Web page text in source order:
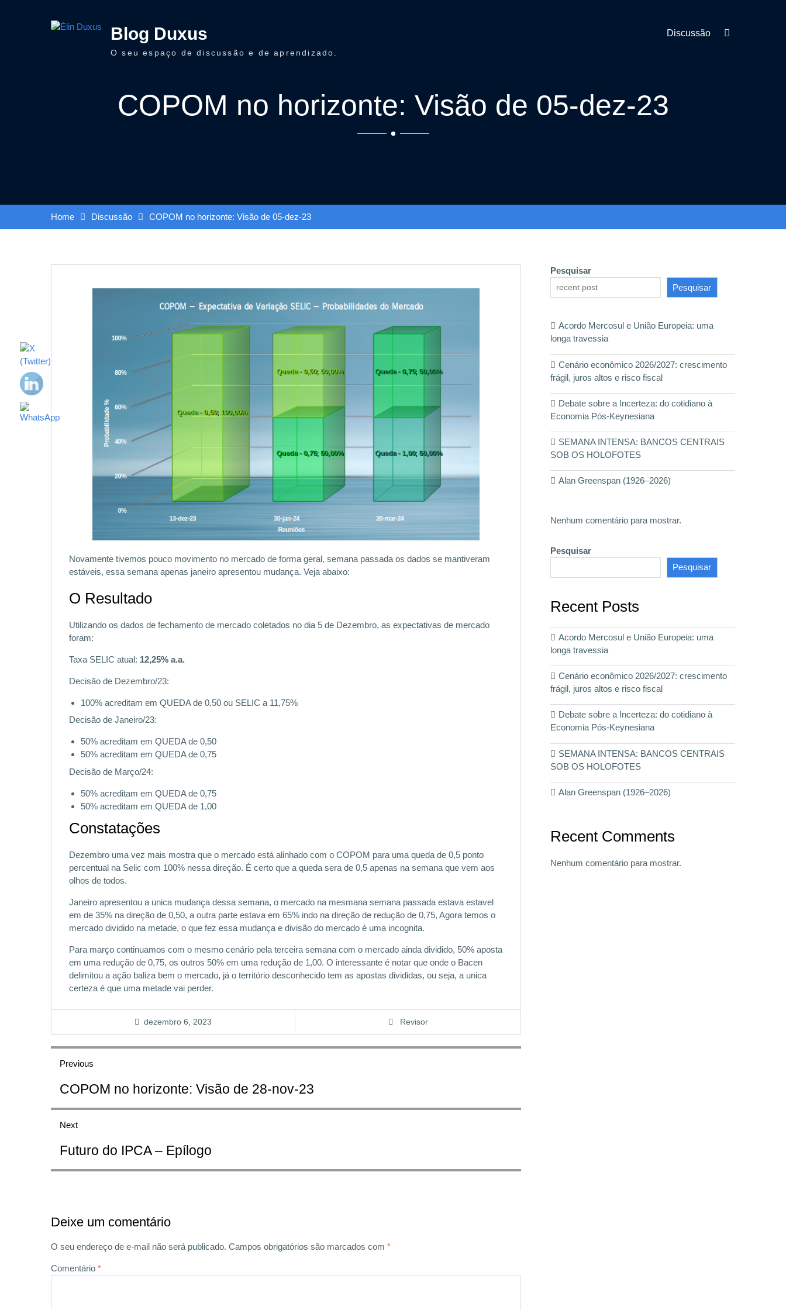
Blog Duxus
O seu espaço de discussão e de aprendizado.
Discussão
COPOM no horizonte: Visão de 05-dez-23
Home Discussão COPOM no horizonte: Visão de 05-dez-23
Novamente tivemos pouco movimento no mercado de forma geral, semana passada os dados se mantiveram
estáveis, essa semana apenas janeiro apresentou mudança. Veja abaixo:
O Resultado
Utilizando os dados de fechamento de mercado coletados no dia 5 de Dezembro, as expectativas de mercado
foram:
Taxa SELIC atual: 12,25% a.a.
Decisão de Dezembro/23:
100% acreditam em QUEDA de 0,50 ou SELIC a 11,75%
Decisão de Janeiro/23:
50% acreditam em QUEDA de 0,50
50% acreditam em QUEDA de 0,75
Decisão de Março/24:
50% acreditam em QUEDA de 0,75
50% acreditam em QUEDA de 1,00
Constatações
Dezembro uma vez mais mostra que o mercado está alinhado com o COPOM para uma queda de 0,5 ponto
percentual na Selic com 100% nessa direção. É certo que a queda sera de 0,5 apenas na semana que vem aos
olhos de todos.
Janeiro apresentou a unica mudança dessa semana, o mercado na mesmana semana passada estava estavel
em de 35% na direção de 0,50, a outra parte estava em 65% indo na direção de redução de 0,75, Agora temos o
mercado dividido na metade, o que fez essa mudança e divisão do mercado é uma incognita.
Para março continuamos com o mesmo cenário pela terceira semana com o mercado ainda dividido, 50% aposta
em uma redução de 0,75, os outros 50% em uma redução de 1,00. O interessante é notar que onde o Bacen
delimitou a ação baliza bem o mercado, já o território desconhecido tem as apostas divididas, ou seja, a unica
certeza é que uma metade vai perder.
dezembro 6, 2023 Revisor
Navegação
de
Post
Previous
post:
COPOM no horizonte: Visão de 28-nov-23
Next
post:
Futuro do IPCA – Epílogo
Deixe um comentário
O seu endereço de e-mail não será publicado. Campos obrigatórios são marcados com *
Comentário *
Pesquisar
Pesquisar
Acordo Mercosul e União Europeia: uma
longa travessia
Cenário econômico 2026/2027: crescimento
frágil, juros altos e risco fiscal
Debate sobre a Incerteza: do cotidiano à
Economia Pós-Keynesiana
SEMANA INTENSA: BANCOS CENTRAIS
SOB OS HOLOFOTES
Alan Greenspan (1926–2026)
Nenhum comentário para mostrar.
Pesquisar
Pesquisar
Recent Posts
Acordo Mercosul e União Europeia: uma
longa travessia
Cenário econômico 2026/2027: crescimento
frágil, juros altos e risco fiscal
Debate sobre a Incerteza: do cotidiano à
Economia Pós-Keynesiana
SEMANA INTENSA: BANCOS CENTRAIS
SOB OS HOLOFOTES
Alan Greenspan (1926–2026)
Recent Comments
Nenhum comentário para mostrar.